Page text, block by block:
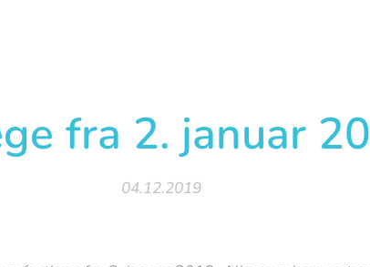
fra 2. januar
04.12.2019